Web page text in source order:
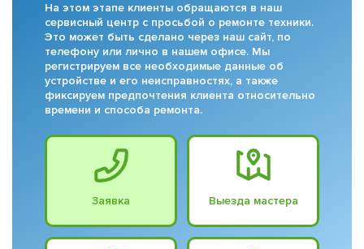
На этом этапе клиенты обращаются в наш
сервисный центр с просьбой о ремонте техники.
Это может быть сделано через наш сайт, по
телефону или лично в нашем офисе. Мы
регистрируем все необходимые данные об
устройстве и его неисправностях, а также
фиксируем предпочтения клиента относительно
времени и способа ремонта.
Заявка Выезда мастера